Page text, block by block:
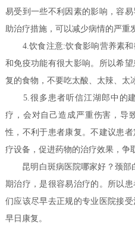
易受到一些不利因素的影响，容
助治疗措施，可以减少病情的严重
4.饮食注意:饮食影响营养素和
和免疫功能有很大影响。所以希
复的食物，不要吃太酸、太辣、太
5.很多患者听信江湖郎中的建
疗，会对自己造成严重伤害，导
性，不利于患者康复。不建议患
疗设备，促进药物的治疗效果，争
昆明白斑病医院哪家好？颈部
期治疗，是很容易治疗的。所以
们应该尽早去正规的专业医院接
早日康复。